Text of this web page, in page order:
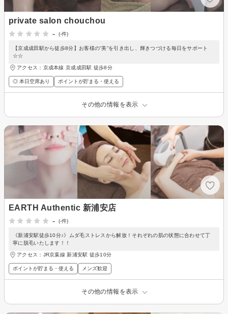
private salon chouchou
-
(-件)
【京成成田駅から徒歩8分】お客様の”美”を引き出し、輝きつづける毎日をサポート
☆☆
アクセス：京成本線 京成成田駅 徒歩8分
◎ 本日空席あり ポイントが貯まる・使える
その他の情報を表示
EARTH Authentic 新浦安店
-
(-件)
《新浦安駅徒歩10分♪》ムダ毛ストレスから解放！それぞれの肌の状態に合わせて丁
寧に脱毛いたします！！
アクセス：JR京葉線 新浦安駅 徒歩10分
ポイントが貯まる・使える メンズ歓迎
その他の情報を表示